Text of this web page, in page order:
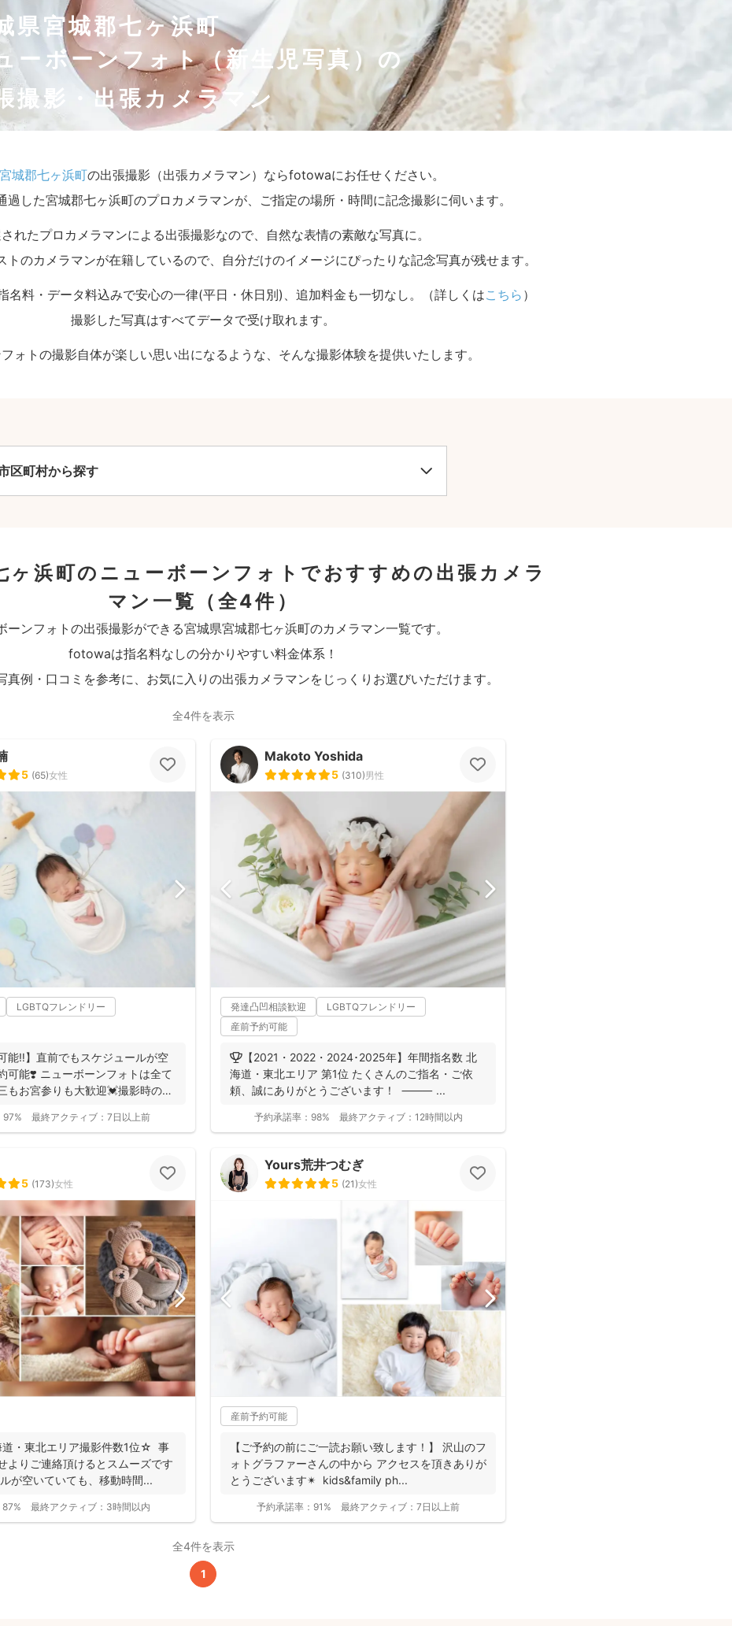
県宮城郡七ヶ浜町
ーボーンフォト（新生児写真）の
撮影・出張カメラマン
城郡七ヶ浜町の出張撮影（出張カメラマン）ならfotowaにお任せください。
過した宮城郡七ヶ浜町のプロカメラマンが、ご指定の場所・時間に記念撮影に伺います。
れたプロカメラマンによる出張撮影なので、自然な表情の素敵な写真に。
トのカメラマンが在籍しているので、自分だけのイメージにぴったりな記念写真が残せます。
名料・データ料込みで安心の一律(平日・休日別)、追加料金も一切なし。（詳しくはこちら ）
撮影した写真はすべてデータで受け取れます。
ォトの撮影自体が楽しい思い出になるような、そんな撮影体験を提供いたします。
区町村から探す
ヶ浜町のニューボーンフォトでおすすめの出張カメラ
マン一覧
（全4件）
ーンフォトの出張撮影ができる宮城県宮城郡七ヶ浜町のカメラマン一覧です。
fotowaは指名料なしの分かりやすい料金体系！
真例・口コミを参考に、お気に入りの出張カメラマンをじっくりお選びいただけます。
全4件を表示
5 (65)女性
LGBTQフレンドリー
能‼︎】直前でもスケジュールが空
可能❣️ ニューボーンフォトは全て
もお宮参りも大歓迎💓撮影時のみ
97% 最終アクティブ： 7日以上前
Makoto Yoshida
5 (310)男性
発達凸凹相談歓迎
LGBTQフレンドリー
産前予約可能
🏆【2021・2022・2024･2025年】年間指名数 北
海道・東北エリア 第1位 たくさんのご指名・ご依
頼、誠にありがとうございます！ ⸻ ...
予約承諾率： 98% 最終アクティブ： 12時間以内
5 (173)女性
・東北エリア撮影件数1位☆ 事
よりご連絡頂けるとスムーズです
が空いていても、移動時間...
87% 最終アクティブ： 3時間以内
Yours荒井つむぎ
5 (21)女性
産前予約可能
【ご予約の前にご一読お願い致します！】 沢山のフ
ォトグラファーさんの中から アクセスを頂きありが
とうございます✴︎ kids&family ph...
予約承諾率： 91% 最終アクティブ： 7日以上前
全4件を表示
1
(税込)